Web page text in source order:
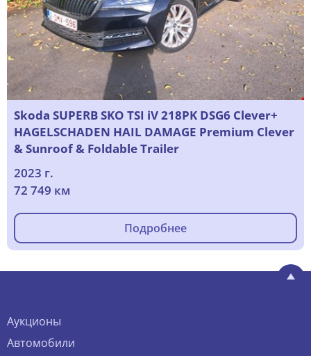
Skoda SUPERB SKO TSI iV 218PK DSG6 Clever+
HAGELSCHADEN HAIL DAMAGE Premium Clever
& Sunroof & Foldable Trailer
2023 г.
72 749 км
Подробнее
Аукционы
Автомобили